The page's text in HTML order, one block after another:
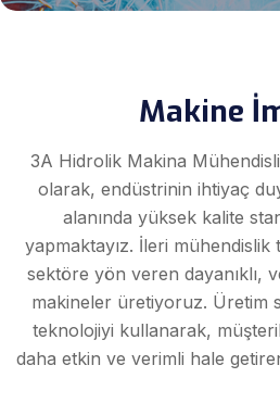
Makine
3A Hidrolik Makina
olarak, endüstrinin ihtiyaç
alanında yüksek kalite
yapmaktayız. İleri
sektöre yön veren dayanıklı,
makineler üretiyoruz. Üretim
teknolojiyi kullanarak,
daha etkin ve verimli hale